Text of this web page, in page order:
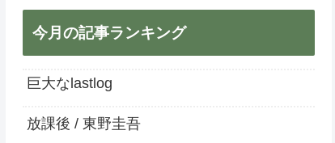
今月の記事ランキング
巨大なlastlog
放課後 / 東野圭吾